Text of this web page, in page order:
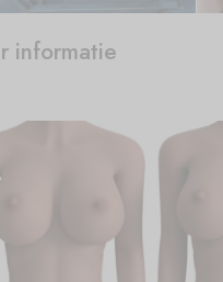
informatie